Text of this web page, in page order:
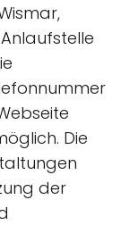
Die
der